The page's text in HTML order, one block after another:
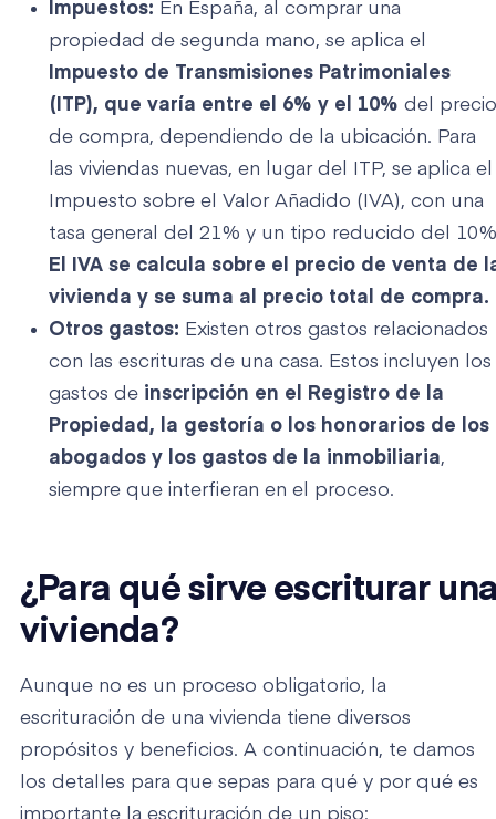
Impuestos: En España, al comprar una
propiedad de segunda mano, se aplica el
Impuesto de Transmisiones Patrimoniales
(ITP), que varía entre el 6% y el 10% del precio
de compra, dependiendo de la ubicación. Para
las viviendas nuevas, en lugar del ITP, se aplica el
Impuesto sobre el Valor Añadido (IVA), con una
tasa general del 21% y un tipo reducido del
El IVA se calcula sobre el precio de venta de
vivienda y se suma al precio total de compra.
Otros gastos: Existen otros gastos relacionados
con las escrituras de una casa. Estos incluyen los
gastos de inscripción en el Registro de la
Propiedad, la gestoría o los honorarios de los
abogados y los gastos de la inmobiliaria,
siempre que interfieran en el proceso.
¿Para qué sirve escriturar
vivienda?
Aunque no es un proceso obligatorio, la
escrituración de una vivienda tiene diversos
propósitos y beneficios. A continuación, te damos
los detalles para que sepas para qué y por qué es
importante la escrituración de un piso: